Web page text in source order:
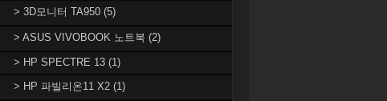
> 3D모니터 TA950 (5)
> ASUS VIVOBOOK 노트북 (2)
> HP SPECTRE 13 (1)
> HP 파빌리온11 X2 (1)